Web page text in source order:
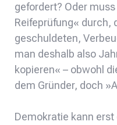
gefordert? Oder
Reifeprüfung« durch,
geschuldeten,
man deshalb also
kopieren« – obwohl
dem Gründer, doch
Demokratie kann